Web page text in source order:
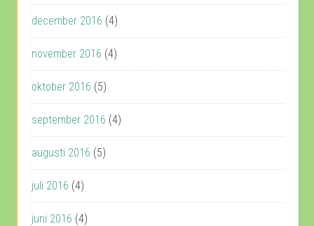
december 2016 (4)
november 2016 (4)
oktober 2016 (5)
september 2016 (4)
augusti 2016 (5)
juli 2016 (4)
juni 2016 (4)